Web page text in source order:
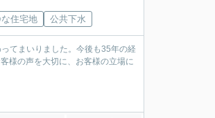
な住宅地 公共下水
てまいりました。今後も35年の経
様の声を大切に、お客様の立場に